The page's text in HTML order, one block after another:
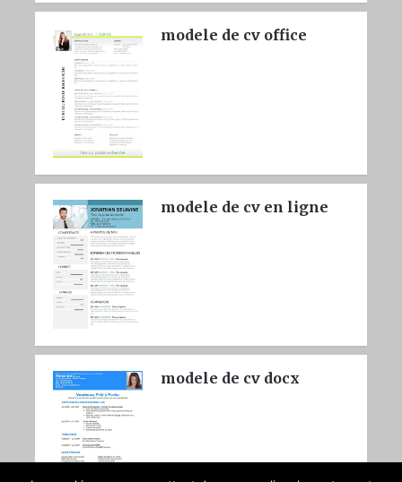
modele de cv office
modele de cv en ligne
modele de cv docx